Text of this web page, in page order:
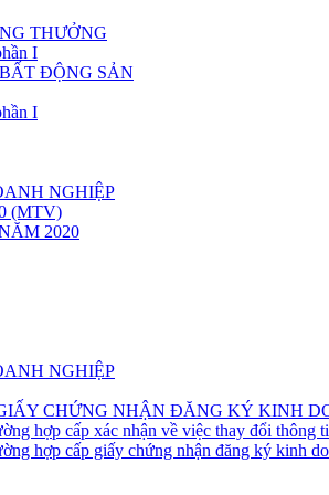
THƯỞNG
I
ĐỘNG SẢN
I
NGHIỆP
(MTV)
2020
NGHIỆP
CHỨNG NHẬN ĐĂNG KÝ KINH
cấp xác nhận về việc thay đổi thông
hợp cấp giấy chứng nhận đăng ký kinh